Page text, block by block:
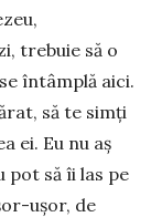
trebuie să o
întâmplă aici.
să te simți
ei. Eu nu aș
pot să îi las pe
ușor, de